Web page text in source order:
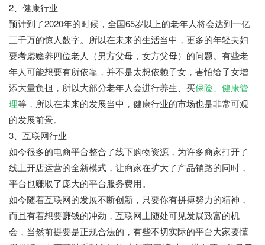
2、健康行业
预计到了2020年的时候，全国65岁以上的老年人将会达到一亿
三千万的惊人数字。所以在未来的生活当中，更多的年轻夫妇
要考虑赡养四位老人（男方父母，女方父母）的问题。有些老
年人可能想要有所依靠，并不是太想依赖子女，害怕给子女增
添大量负担，所以大部分老年人会进行养生、买保险
健康管
理等，所以在未来的发展当中，健康行业的市场也是非常可观
的发展前景。
3、互联网行业
如今很多的电商平台整合了线下购物资源，为许多商家打开了
线上开店运营的全新模式，让商家在扩大了产品销路的同时，
平台也赚取了庞大的平台服务费用。
如今随着互联网的发展不断创新，只要你有拼搏努力的精神，
而且有着想要赚钱的冲劲，互联网上随处可见发展致富的机
会，当然前提要是正规合法的，有些不切实际的平台大家要懂